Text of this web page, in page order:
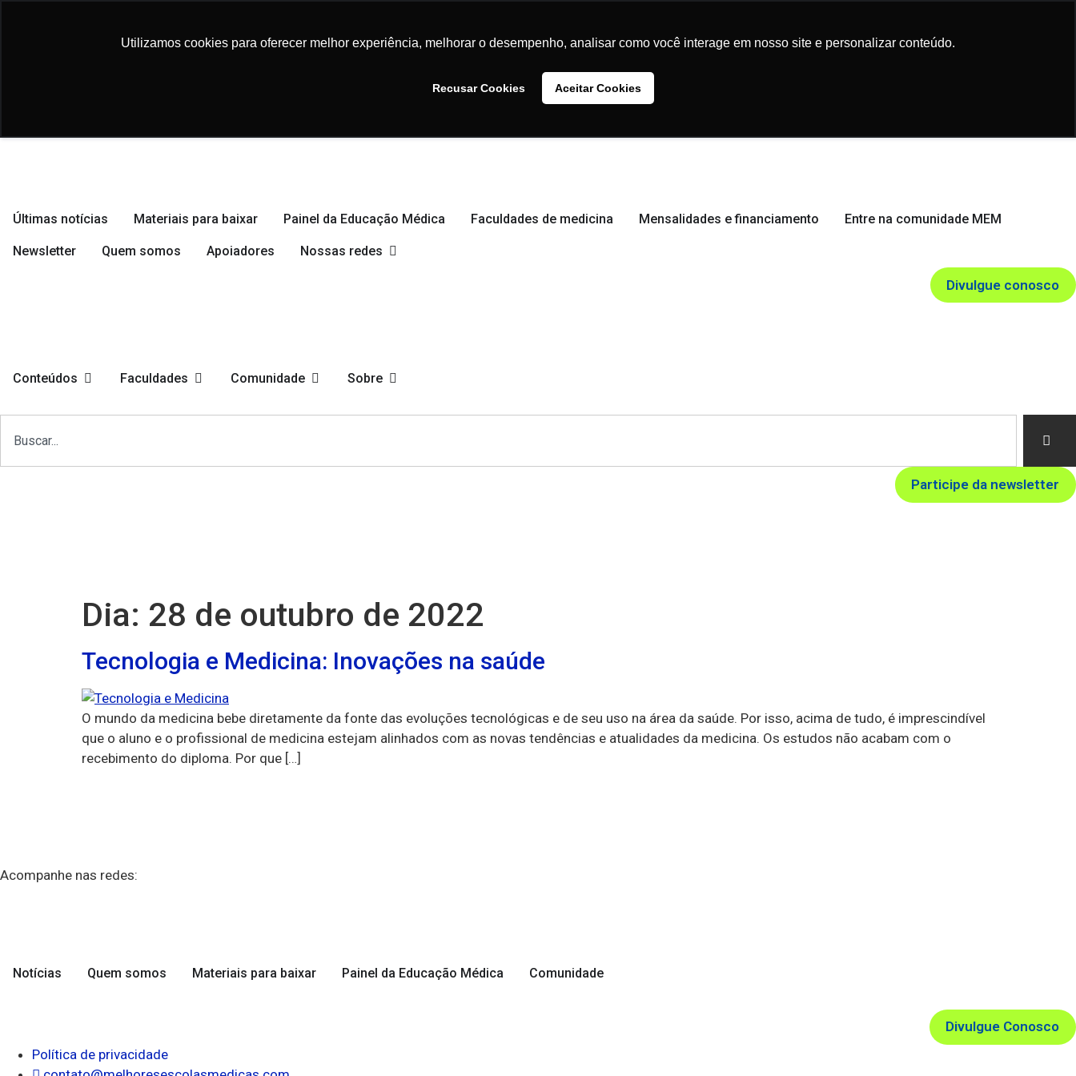
Utilizamos cookies para oferecer melhor experiência, melhorar o desempenho, analisar como você interage em nosso site e personalizar conteúdo.
Recusar Cookies Aceitar Cookies
Utilizamos cookies para oferecer melhor experiência, melhorar o desempenho, analisar como você interage em nosso site e personalizar conteúdo.
Recusar Cookies Aceitar Cookies
Últimas notícias Materiais para baixar Painel da Educação Médica Faculdades de medicina Mensalidades e financiamento Entre na comunidade MEM
Newsletter Quem somos Apoiadores Nossas redes
Divulgue conosco
Conteúdos Faculdades Comunidade Sobre
Participe da newsletter
Dia: 28 de outubro de 2022
Tecnologia e Medicina: Inovações na saúde
O mundo da medicina bebe diretamente da fonte das evoluções tecnológicas e de seu uso na área da saúde. Por isso, acima de tudo, é imprescindível
que o aluno e o profissional de medicina estejam alinhados com as novas tendências e atualidades da medicina. Os estudos não acabam com o
recebimento do diploma. Por que […]
Acompanhe nas redes:
Notícias Quem somos Materiais para baixar Painel da Educação Médica Comunidade
Divulgue Conosco
Política de privacidade